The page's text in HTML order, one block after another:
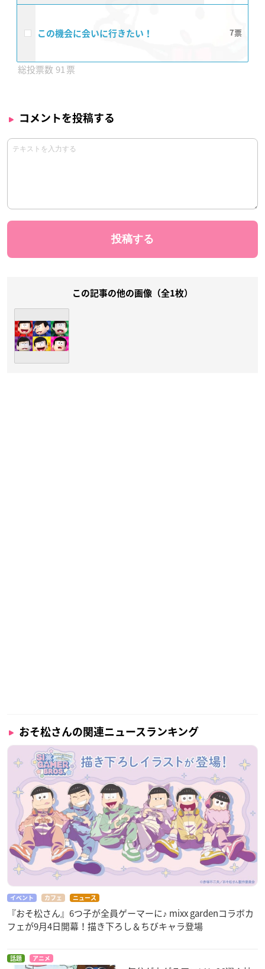
この機会に会いに行きたい！ 7
91
コメントを投稿する
この記事の他の画像（全1枚）
おそ松さんの関連ニュースランキング
イベント カフェ ニュース
『おそ松さん』6つ子が全員ゲーマーに♪ mixx gardenコラボカ
フェが9月4日開幕！描き下ろし＆ちびキャラ登場
話題 アニメ